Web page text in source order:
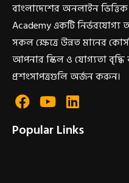
বাংলাদেশের অনলাইন
Academy একটি নির্ভরযোগ্য
সকল ক্ষেত্রে উন্নত মানের
আপনার স্কিল ও যোগ্যতা
প্রশংসাপত্রগুলি অর্জন করুন।
Popular Links